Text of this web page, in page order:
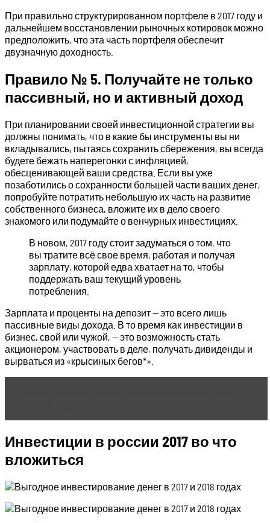
При правильно структурированном портфеле в 2017 году и
дальнейшем восстановлении рыночных котировок можно
предположить, что эта часть портфеля обеспечит
двузначную доходность.
Правило № 5. Получайте не только
пассивный, но и активный доход
При планировании своей инвестиционной стратегии вы
должны понимать, что в какие бы инструменты вы ни
вкладывались, пытаясь сохранить сбережения, вы всегда
будете бежать наперегонки с инфляцией,
обесценивающей ваши средства. Если вы уже
позаботились о сохранности большей части ваших денег,
попробуйте потратить небольшую их часть на развитие
собственного бизнеса, вложите их в дело своего
знакомого или подумайте о венчурных инвестициях.
В новом, 2017 году стоит задуматься о том, что
вы тратите всё свое время, работая и получая
зарплату, которой едва хватает на то, чтобы
поддержать ваш текущий уровень
потребления.
Зарплата и проценты на депозит — это всего лишь
пассивные виды дохода. В то время как инвестиции в
бизнес, свой или чужой, — это возможность стать
акционером, участвовать в деле, получать дивиденды и
вырваться из «крысиных бегов*».
Инвестиции в россии 2017 во что
вложиться